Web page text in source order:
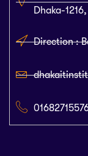
Dhaka-1216,
Direction :